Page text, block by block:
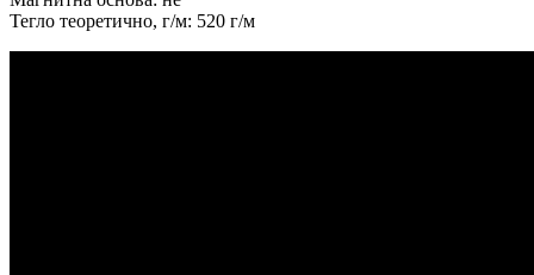
Тегло теоретично, г/м: 520 г/м